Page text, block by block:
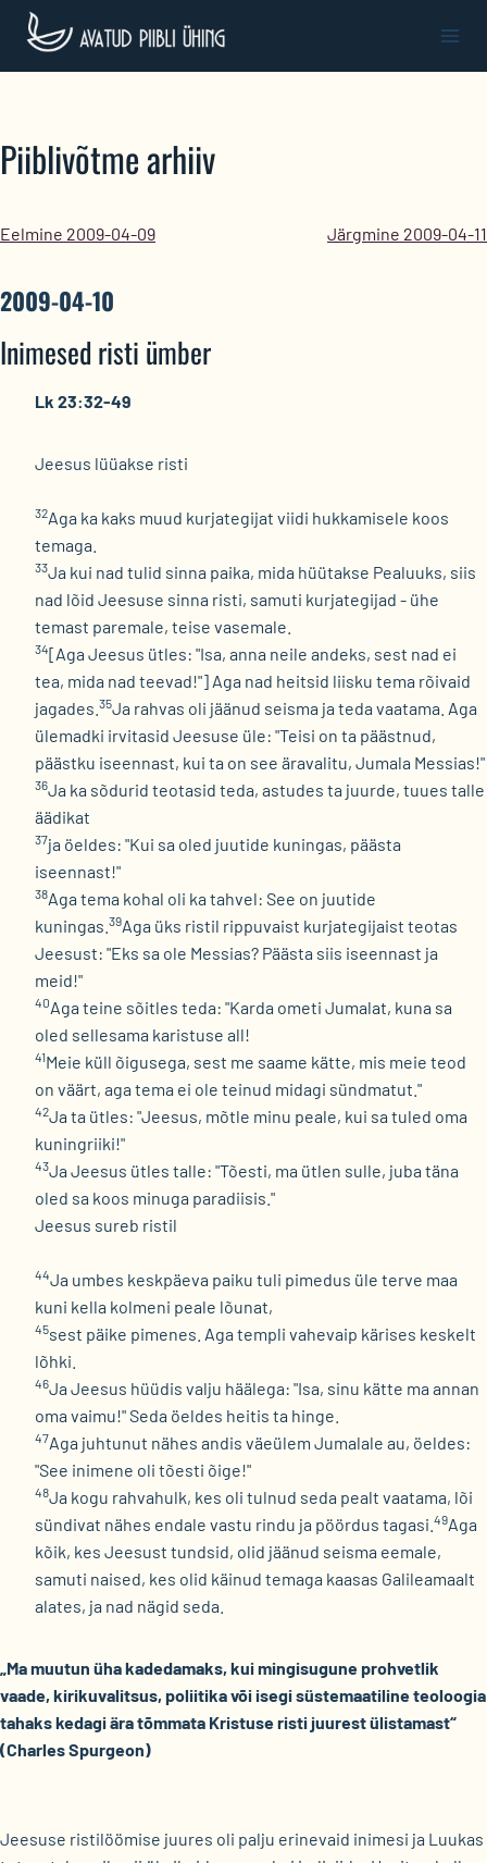
Skip
content
Piiblivõtme arhiiv
Eelmine 2009-04-09 Järgmine 2009-04-11
2009-04-10
Inimesed risti ümber
Lk 23:32-49
Jeesus lüüakse risti
32Aga ka kaks muud kurjategijat viidi hukkamisele koos
temaga.
33Ja kui nad tulid sinna paika, mida hüütakse Pealuuks, siis
nad lõid Jeesuse sinna risti, samuti kurjategijad - ühe
temast paremale, teise vasemale.
34[Aga Jeesus ütles: "Isa, anna neile andeks, sest nad ei
tea, mida nad teevad!"] Aga nad heitsid liisku tema rõivaid
jagades. 35Ja rahvas oli jäänud seisma ja teda vaatama. Aga
ülemadki irvitasid Jeesuse üle: "Teisi on ta päästnud,
päästku iseennast, kui ta on see äravalitu, Jumala Messias!"
36Ja ka sõdurid teotasid teda, astudes ta juurde, tuues talle
äädikat
37ja öeldes: "Kui sa oled juutide kuningas, päästa
iseennast!"
38Aga tema kohal oli ka tahvel: See on juutide
kuningas. 39Aga üks ristil rippuvaist kurjategijaist teotas
Jeesust: "Eks sa ole Messias? Päästa siis iseennast ja
meid!"
40Aga teine sõitles teda: "Karda ometi Jumalat, kuna sa
oled sellesama karistuse all!
41Meie küll õigusega, sest me saame kätte, mis meie teod
on väärt, aga tema ei ole teinud midagi sündmatut."
42Ja ta ütles: "Jeesus, mõtle minu peale, kui sa tuled oma
kuningriiki!"
43Ja Jeesus ütles talle: "Tõesti, ma ütlen sulle, juba täna
oled sa koos minuga paradiisis."
Jeesus sureb ristil
44Ja umbes keskpäeva paiku tuli pimedus üle terve maa
kuni kella kolmeni peale lõunat,
45sest päike pimenes. Aga templi vahevaip kärises keskelt
lõhki.
46Ja Jeesus hüüdis valju häälega: "Isa, sinu kätte ma annan
oma vaimu!" Seda öeldes heitis ta hinge.
47Aga juhtunut nähes andis väeülem Jumalale au, öeldes:
"See inimene oli tõesti õige!"
48Ja kogu rahvahulk, kes oli tulnud seda pealt vaatama, lõi
sündivat nähes endale vastu rindu ja pöördus tagasi. 49Aga
kõik, kes Jeesust tundsid, olid jäänud seisma eemale,
samuti naised, kes olid käinud temaga kaasas Galileamaalt
alates, ja nad nägid seda.
„Ma muutun üha kadedamaks, kui mingisugune prohvetlik
vaade, kirikuvalitsus, poliitika või isegi süstemaatiline teoloogia
tahaks kedagi ära tõmmata Kristuse risti juurest ülistamast“
(Charles Spurgeon)
Jeesuse ristilöömise juures oli palju erinevaid inimesi ja Luukas